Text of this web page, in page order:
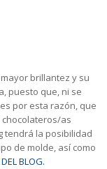
brillantez y su
puesto que, ni se
por esta razón, que
as
tendrá la posibilidad
de molde, así como
BLOG.